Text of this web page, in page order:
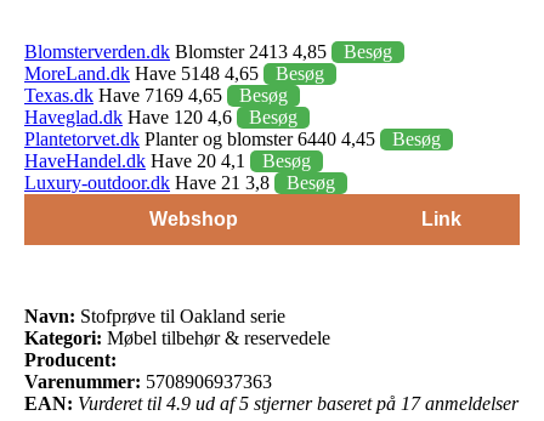
Blomsterverden.dk Blomster 2413 4,85
Besøg
MoreLand.dk Have 5148 4,65
Besøg
Texas.dk Have 7169 4,65
Besøg
Haveglad.dk Have 120 4,6
Besøg
Plantetorvet.dk Planter og blomster 6440 4,45
Besøg
HaveHandel.dk Have 20 4,1
Besøg
Luxury-outdoor.dk Have 21 3,8
Besøg
Webshop
Link
Navn: Stofprøve til Oakland serie
Kategori: Møbel tilbehør & reservedele
Producent:
Varenummer: 5708906937363
EAN: Vurderet til 4.9 ud af 5 stjerner baseret på 17 anmeldelser